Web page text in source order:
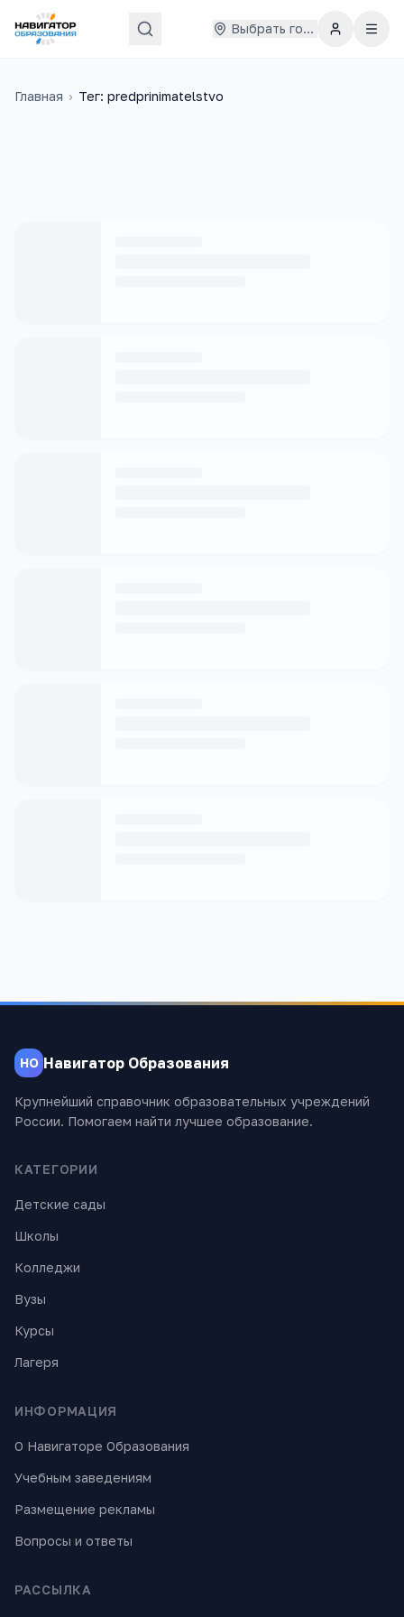
Выбрать город
Главная › Тег: predprinimatelstvo
НО Навигатор Образования
Крупнейший справочник образовательных учреждений
России. Помогаем найти лучшее образование.
КАТЕГОРИИ
Детские сады
Школы
Колледжи
Вузы
Курсы
Лагеря
ИНФОРМАЦИЯ
О Навигаторе Образования
Учебным заведениям
Размещение рекламы
Вопросы и ответы
РАССЫЛКА